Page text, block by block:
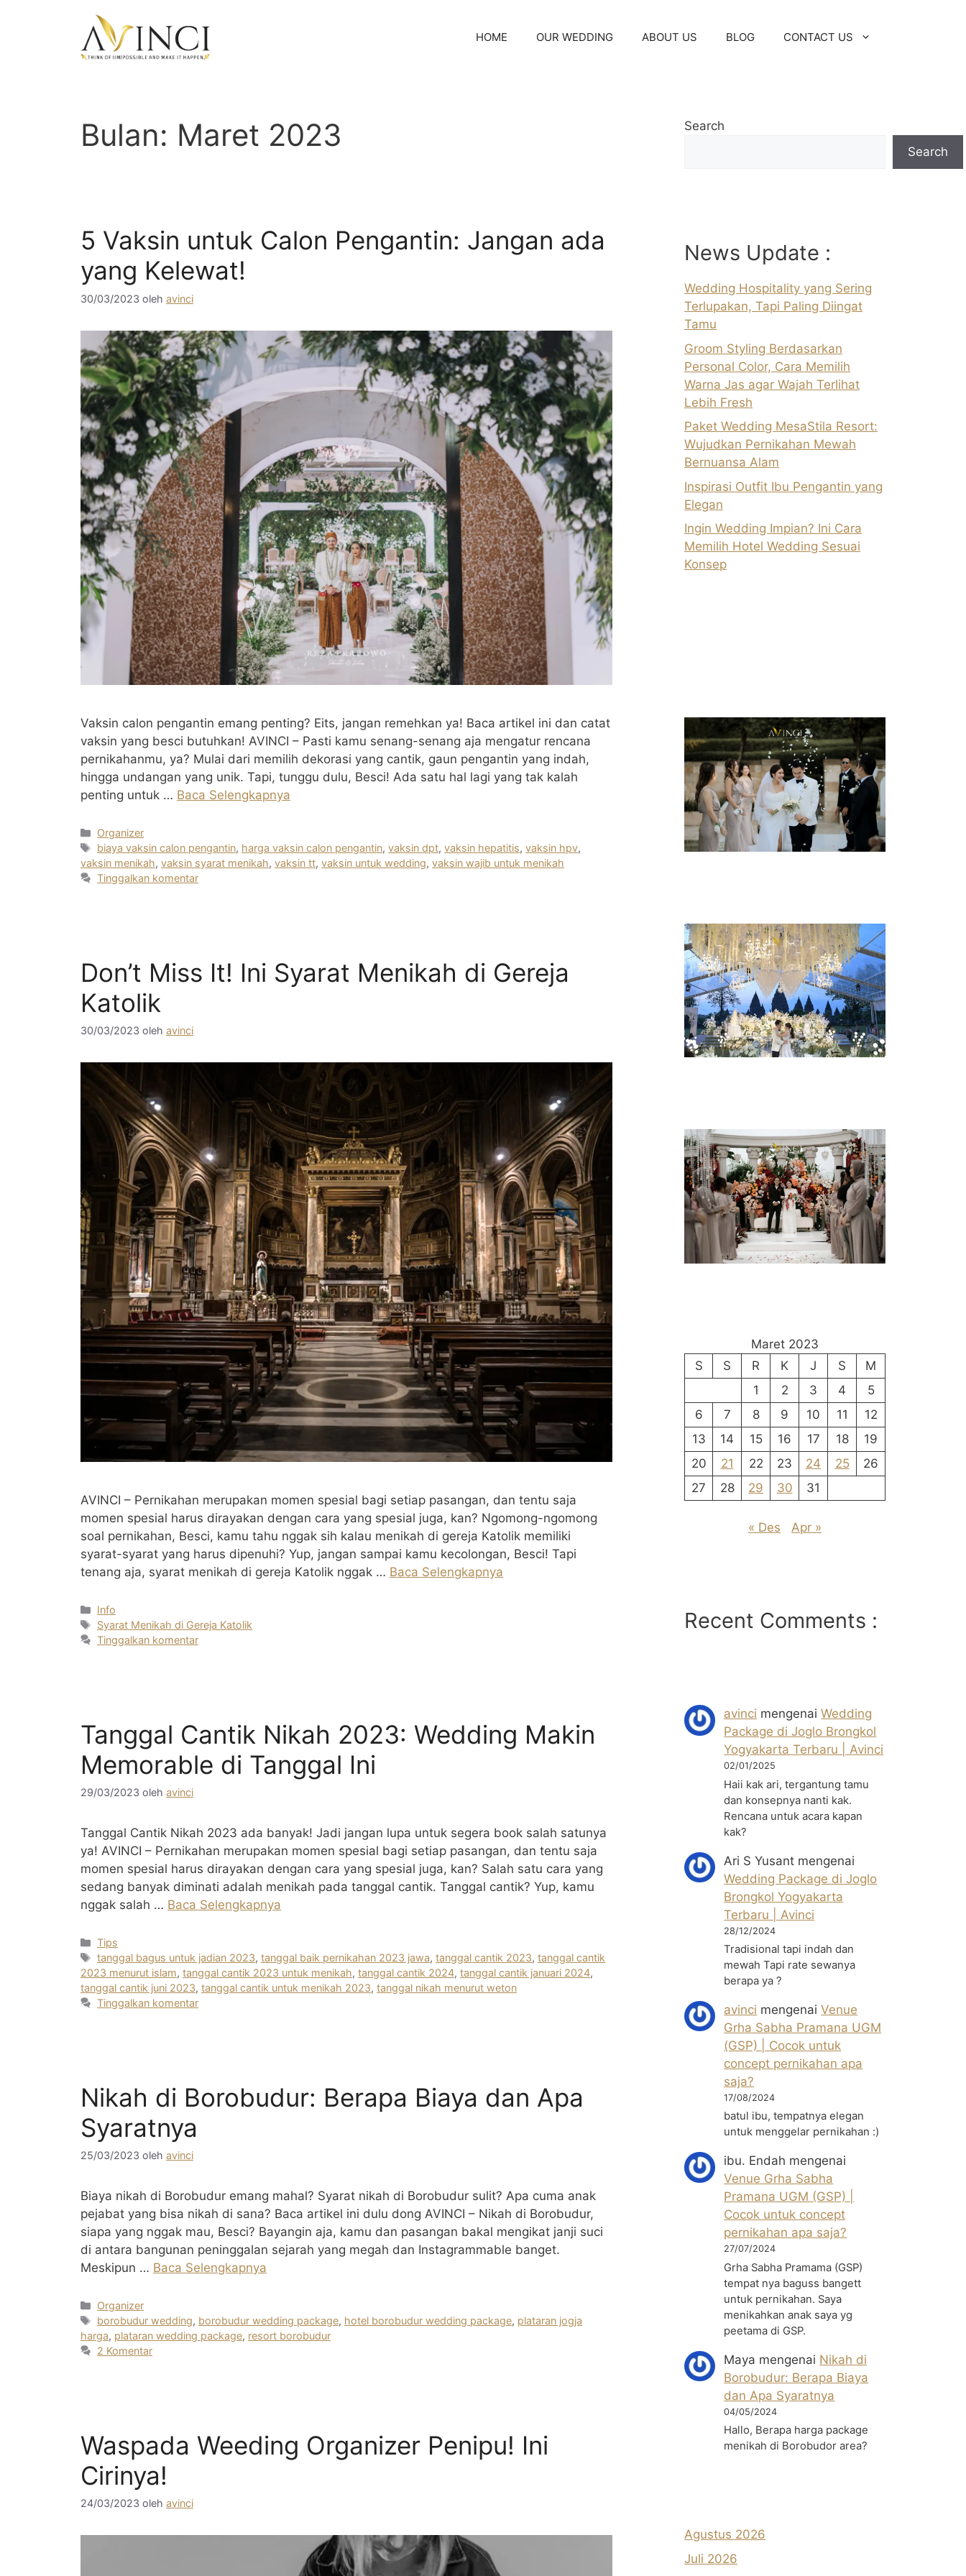
HOME OUR WEDDING ABOUT US BLOG CONTACT US
Bulan: Maret 2023
5 Vaksin untuk Calon Pengantin: Jangan ada
yang Kelewat!
30/03/2023 oleh avinci
Vaksin calon pengantin emang penting? Eits, jangan remehkan ya! Baca artikel ini dan catat
vaksin yang besci butuhkan! AVINCI – Pasti kamu senang-senang aja mengatur rencana
pernikahanmu, ya? Mulai dari memilih dekorasi yang cantik, gaun pengantin yang indah,
hingga undangan yang unik. Tapi, tunggu dulu, Besci! Ada satu hal lagi yang tak kalah
penting untuk … Baca Selengkapnya
Kategori
Organizer
Tag
biaya vaksin calon pengantin, harga vaksin calon pengantin,vaksin dpt,vaksin hepatitis,vaksin hpv,
vaksin menikah, vaksin syarat menikah, vaksin tt, vaksin untuk wedding, vaksin wajib untuk menikah
Tinggalkan komentar
Don’t Miss It! Ini Syarat Menikah di Gereja
Katolik
30/03/2023 oleh avinci
AVINCI – Pernikahan merupakan momen spesial bagi setiap pasangan, dan tentu saja
momen spesial harus dirayakan dengan cara yang spesial juga, kan? Ngomong-ngomong
soal pernikahan, Besci, kamu tahu nggak sih kalau menikah di gereja Katolik memiliki
syarat-syarat yang harus dipenuhi? Yup, jangan sampai kamu kecolongan, Besci! Tapi
tenang aja, syarat menikah di gereja Katolik nggak … Baca Selengkapnya
Kategori
Info
Tag
Syarat Menikah di Gereja Katolik
Tinggalkan komentar
Tanggal Cantik Nikah 2023: Wedding Makin
Memorable di Tanggal Ini
29/03/2023 oleh avinci
Tanggal Cantik Nikah 2023 ada banyak! Jadi jangan lupa untuk segera book salah satunya
ya! AVINCI – Pernikahan merupakan momen spesial bagi setiap pasangan, dan tentu saja
momen spesial harus dirayakan dengan cara yang spesial juga, kan? Salah satu cara yang
sedang banyak diminati adalah menikah pada tanggal cantik. Tanggal cantik? Yup, kamu
nggak salah … Baca Selengkapnya
Kategori
Tips
Tag
tanggal bagus untuk jadian 2023,tanggal baik pernikahan 2023 jawa,tanggal cantik 2023,tanggal cantik
2023 menurut islam, tanggal cantik 2023 untuk menikah, tanggal cantik 2024, tanggal cantik januari 2024,
tanggal cantik juni 2023, tanggal cantik untuk menikah 2023, tanggal nikah menurut weton
Tinggalkan komentar
Nikah di Borobudur: Berapa Biaya dan Apa
Syaratnya
25/03/2023 oleh avinci
Biaya nikah di Borobudur emang mahal? Syarat nikah di Borobudur sulit? Apa cuma anak
pejabat yang bisa nikah di sana? Baca artikel ini dulu dong AVINCI – Nikah di Borobudur,
siapa yang nggak mau, Besci? Bayangin aja, kamu dan pasangan bakal mengikat janji suci
di antara bangunan peninggalan sejarah yang megah dan Instagrammable banget.
Meskipun … Baca Selengkapnya
Kategori
Organizer
Tag
borobudur wedding, borobudur wedding package, hotel borobudur wedding package, plataran jogja
harga, plataran wedding package, resort borobudur
2 Komentar
Waspada Weeding Organizer Penipu! Ini
Cirinya!
24/03/2023 oleh avinci
Search
Search
News Update :
Wedding Hospitality yang Sering
Terlupakan, Tapi Paling Diingat
Tamu
Groom Styling Berdasarkan
Personal Color, Cara Memilih
Warna Jas agar Wajah Terlihat
Lebih Fresh
Paket Wedding MesaStila Resort:
Wujudkan Pernikahan Mewah
Bernuansa Alam
Inspirasi Outfit Ibu Pengantin yang
Elegan
Ingin Wedding Impian? Ini Cara
Memilih Hotel Wedding Sesuai
Konsep
Maret 2023
S
S R K J S
M
1
2 3 4
5
6
7 8 9 10 11
12
13
14 15 16 17 18
19
20
21 22 23 24 25
26
27
28 29 30 31
« Des Apr »
Recent Comments :
avinci mengenaiWedding
Package di Joglo Brongkol
Yogyakarta Terbaru | Avinci
02/01/2025
Haii kak ari, tergantung tamu
dan konsepnya nanti kak.
Rencana untuk acara kapan
kak?
Ari S Yusant mengenai
Wedding Package di Joglo
Brongkol Yogyakarta
Terbaru | Avinci
28/12/2024
Tradisional tapi indah dan
mewah Tapi rate sewanya
berapa ya ?
avinci mengenaiVenue
Grha Sabha Pramana UGM
(GSP) | Cocok untuk
concept pernikahan apa
saja?
17/08/2024
batul ibu, tempatnya elegan
untuk menggelar pernikahan :)
ibu. Endah mengenai
Venue Grha Sabha
Pramana UGM (GSP) |
Cocok untuk concept
pernikahan apa saja?
27/07/2024
Grha Sabha Pramama (GSP)
tempat nya baguss bangett
untuk pernikahan. Saya
menikahkan anak saya yg
peetama di GSP.
Maya mengenai Nikah di
Borobudur: Berapa Biaya
dan Apa Syaratnya
04/05/2024
Hallo, Berapa harga package
menikah di Borobudor area?
Agustus 2026
Juli 2026